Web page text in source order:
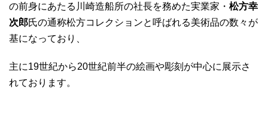
の前身にあたる川崎造船所の社長を務めた実業家・ 松方幸
次郎氏の通称松方コレクションと呼ばれる美術品の数々が
基になっており、
主に19世紀から20世紀前半の絵画や彫刻が中心に展示さ
れております。